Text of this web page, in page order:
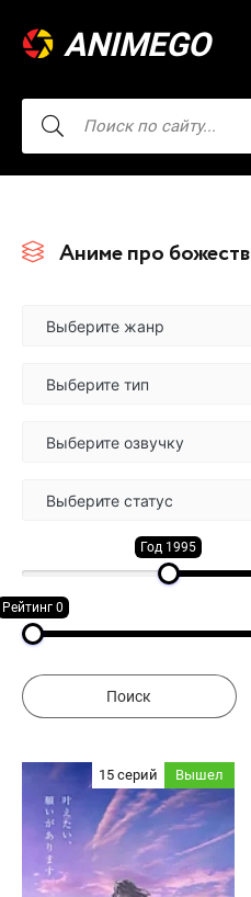
ANIMEGO
Аниме про божеств
Выберите жанр
Выберите тип
Выберите озвучку
Выберите статус
Год 1995
Рейтинг 0
15 серий Вышел